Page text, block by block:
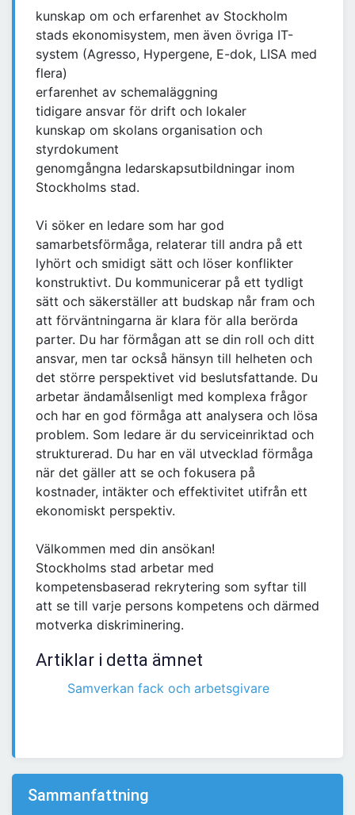
kunskap om och erfarenhet av Stockholm
stads ekonomisystem, men även övriga IT-
system (Agresso, Hypergene, E-dok, LISA med
flera)
erfarenhet av schemaläggning
tidigare ansvar för drift och lokaler
kunskap om skolans organisation och
styrdokument
genomgångna ledarskapsutbildningar inom
Stockholms stad.
Vi söker en ledare som har god
samarbetsförmåga, relaterar till andra på ett
lyhört och smidigt sätt och löser konflikter
konstruktivt. Du kommunicerar på ett tydligt
sätt och säkerställer att budskap når fram och
att förväntningarna är klara för alla berörda
parter. Du har förmågan att se din roll och ditt
ansvar, men tar också hänsyn till helheten och
det större perspektivet vid beslutsfattande. Du
arbetar ändamålsenligt med komplexa frågor
och har en god förmåga att analysera och lösa
problem. Som ledare är du serviceinriktad och
strukturerad. Du har en väl utvecklad förmåga
när det gäller att se och fokusera på
kostnader, intäkter och effektivitet utifrån ett
ekonomiskt perspektiv.
Välkommen med din ansökan!
Stockholms stad arbetar med
kompetensbaserad rekrytering som syftar till
att se till varje persons kompetens och därmed
motverka diskriminering.
Artiklar i detta ämnet
Samverkan fack och arbetsgivare
Sammanfattning